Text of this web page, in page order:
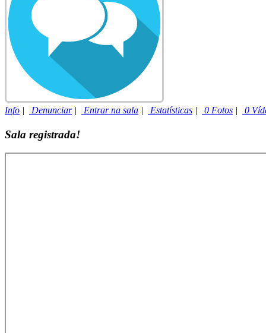
Info | Denunciar| Entrar na sala | Estatísticas | 0 Fotos | 0
Sala registrada!